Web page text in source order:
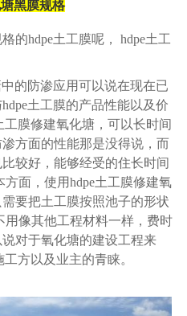
膜规格
hdpe土工膜呢， hdpe土工
的防渗应用可以说在现在已
土工膜的产品性能以及价
膜修建氧化塘，可以长时间
方面的性能那是没得说，而
较好，能够经受的住长时间
面，使用hdpe土工膜修建氧
要把土工膜按照池子的形状
像其他工程材料一样，费时
对于氧化塘的建设工程来
方以及业主的青睐。